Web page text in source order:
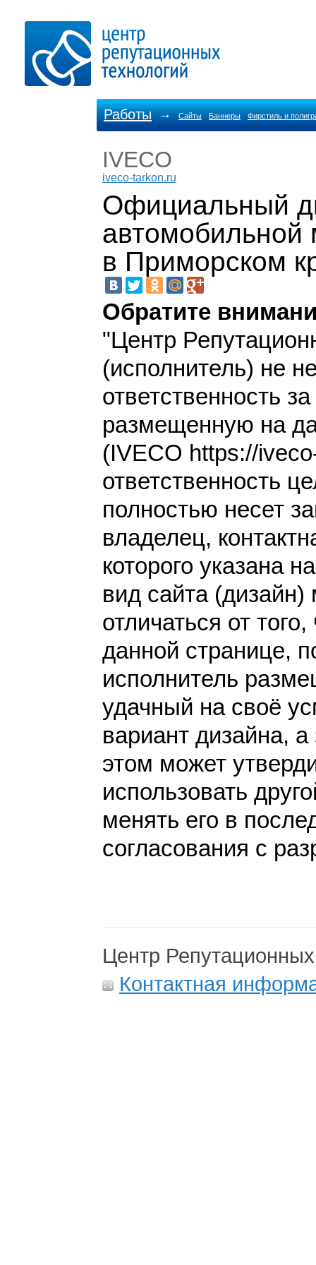
Работы → Сайты Баннеры Фирстиль и
IVECO
iveco-tarkon.ru
Официальный
автомобильной
в Приморском
Обратите
"Центр
(исполнитель) не
ответственность
размещенную на
(IVECO https://
ответственность
полностью несет
владелец,
которого указана
вид сайта (дизайн)
отличаться от
данной странице,
исполнитель
удачный на своё
вариант дизайна, а
этом может
использовать
менять его в
согласования с
Центр
Контактная